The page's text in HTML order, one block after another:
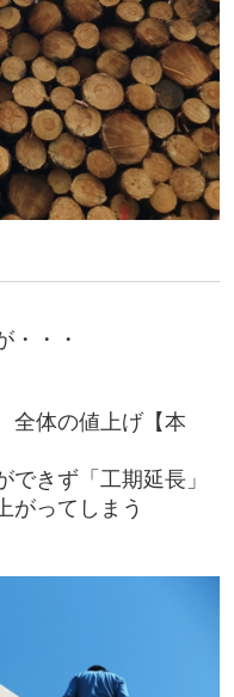
・・・
体の値上げ【本
きず「工期延長」
がってしまう